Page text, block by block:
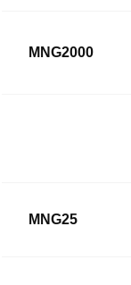
MNG2000
MNG25